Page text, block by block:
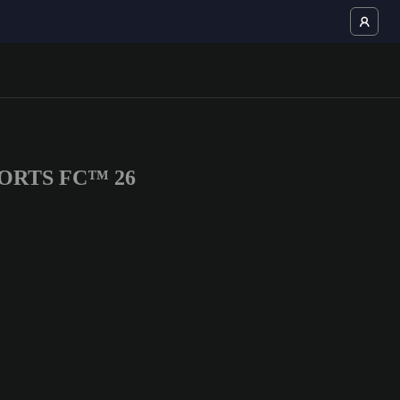
FC™ 26